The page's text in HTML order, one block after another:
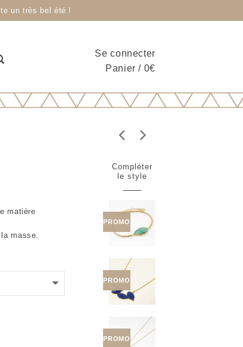
un très bel été !
Se connecter
Panier / 0€
matière
masse.
Compléter
le style
PROMO
PROMO
PROMO